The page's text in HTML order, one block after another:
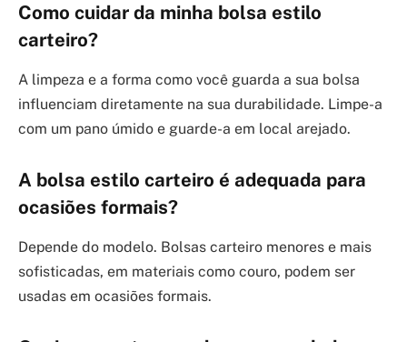
Como cuidar da minha bolsa estilo
carteiro?
A limpeza e a forma como você guarda a sua bolsa
influenciam diretamente na sua durabilidade. Limpe-a
com um pano úmido e guarde-a em local arejado.
A bolsa estilo carteiro é adequada para
ocasiões formais?
Depende do modelo. Bolsas carteiro menores e mais
sofisticadas, em materiais como couro, podem ser
usadas em ocasiões formais.